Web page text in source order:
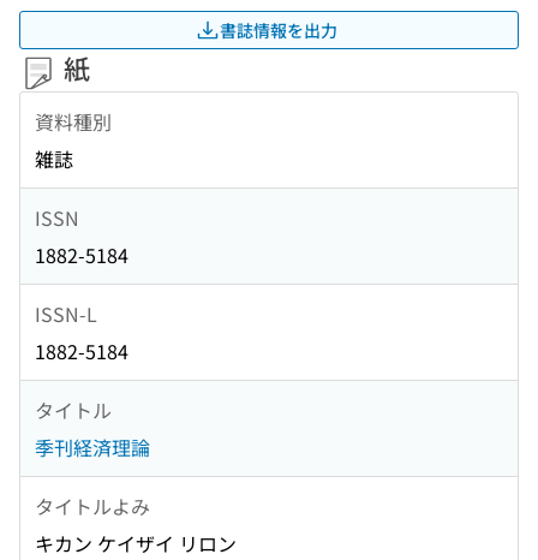
書誌情報を出力
紙
資料種別
雑誌
ISSN
1882-5184
ISSN-L
1882-5184
タイトル
季刊経済理論
タイトルよみ
キカン ケイザイ リロン